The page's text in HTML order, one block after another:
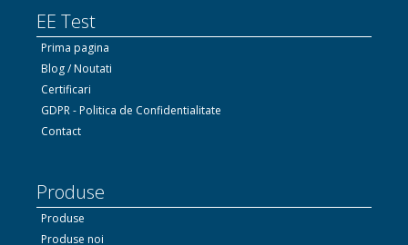
EE Test
Prima pagina
Blog / Noutati
Certificari
GDPR - Politica de Confidentialitate
Contact
Produse
Produse
Produse noi